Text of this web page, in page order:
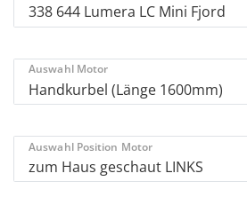
Auswahl Motor
Auswahl Position Motor